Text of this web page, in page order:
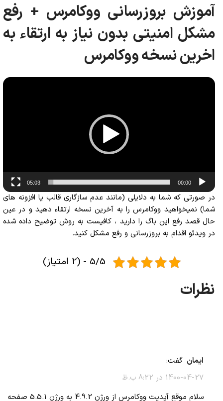
آموزش بروزرسانی ووکامرس + رفع
مشکل امنیتی بدون نیاز به ارتقاء به
اخرین نسخه ووکامرس
نمایشگر
00:00
05:03
در صورتی که شما به دلایلی (مانند عدم سازگاری قالب یا افزونه های
شما) نمیخواهید ووکامرس را به آخرین نسخه ارتقاء دهید و در عین
حال قصد رفع این باگ را دارید ، کافیست به روش توضیح داده شده
در ویدئو اقدام به بروزرسانی و رفع مشکل کنید.
5/5 - (2 امتیاز)
ایمان گفت:
1400-04-27 در 8:22 ب.ظ
سلام موقع آپدیت ووکامرس از ورژن 4.9.2 به ورژن 5.5.1 صفحه